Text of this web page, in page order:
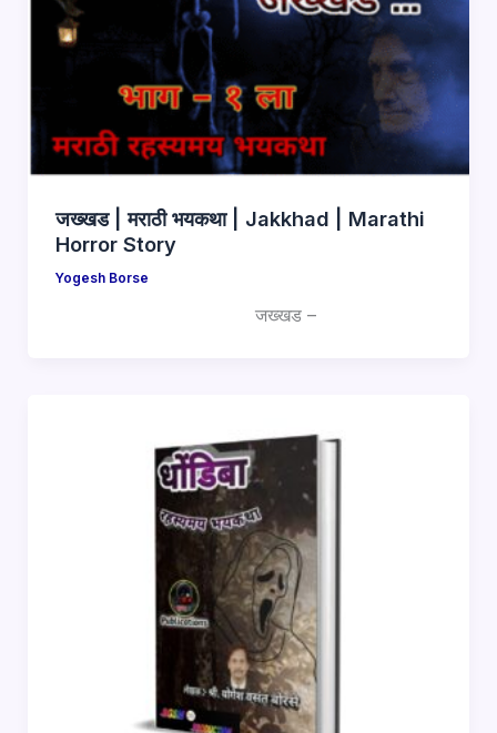
जख्खड | मराठी भयकथा | Jakkhad | Marathi
Horror Story
Yogesh Borse
जख्खड –